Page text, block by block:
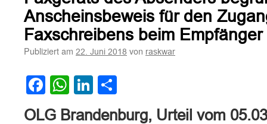
Anscheinsbeweis für den
Faxschreibens beim Empfänger
Publiziert am 22. Juni 2018 von raskwar
Facebook
WhatsApp
LinkedIn
OLG Brandenburg, Urteil vom